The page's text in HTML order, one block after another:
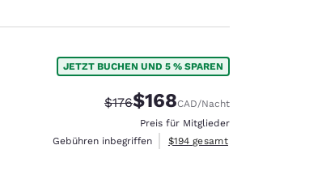
JETZT BUCHEN UND 5 % SPAREN
Durchgestrichener Preis:
$176Vergünstigter Preis:
$168CAD/Nacht
Preis für Mitglieder
Gebühren inbegriffen
Geschätzte Gesamtdetails
$194 gesamt